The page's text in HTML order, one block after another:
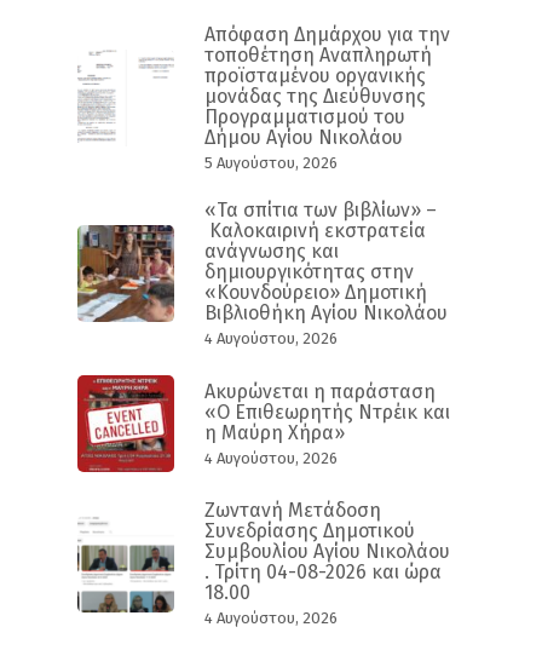
Απόφαση Δημάρχου για την
τοποθέτηση Αναπληρωτή
προϊσταμένου οργανικής
μονάδας της Διεύθυνσης
Προγραμματισμού του
Δήμου Αγίου Νικολάου
5 Αυγούστου, 2026
«Τα σπίτια των βιβλίων» –
Καλοκαιρινή εκστρατεία
ανάγνωσης και
δημιουργικότητας στην
«Κουνδούρειο» Δημοτική
Βιβλιοθήκη Αγίου Νικολάου
4 Αυγούστου, 2026
Ακυρώνεται η παράσταση
«Ο Επιθεωρητής Ντρέικ και
η Μαύρη Χήρα»
4 Αυγούστου, 2026
Ζωντανή Μετάδοση
Συνεδρίασης Δημοτικού
Συμβουλίου Αγίου Νικολάου
. Τρίτη 04-08-2026 και ώρα
18.00
4 Αυγούστου, 2026